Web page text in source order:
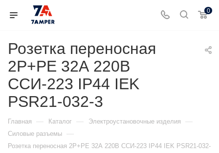
0
Розетка переносная
2P+PE 32А 220В
ССИ-223 IP44 IEK
PSR21-032-3
Главная — Каталог — Электроустановочные изделия —
Силовые разъемы —
Розетка переносная 2P+PE 32А 220В ССИ-223 IP44 IEK PSR21-032-